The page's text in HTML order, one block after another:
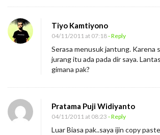
Tiyo Kamtiyono
04/11/2011 at 07:18- Reply
Serasa menusuk jantung. Karena
jurang itu ada pada dir saya.
gimana pak?
Pratama Puji Widiyanto
04/11/2011 at 08:23 - Reply
Luar Biasa pak..saya ijin copy